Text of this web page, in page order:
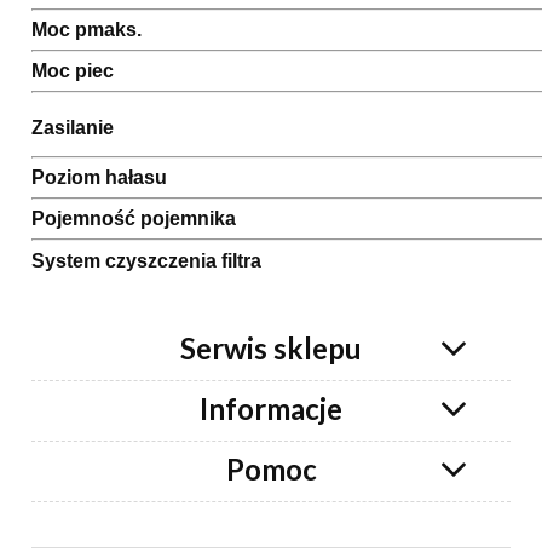
Moc pmaks.
Moc piec
Zasilanie
Poziom hałasu
Pojemność pojemnika
System czyszczenia filtra
Serwis sklepu
Informacje
Pomoc